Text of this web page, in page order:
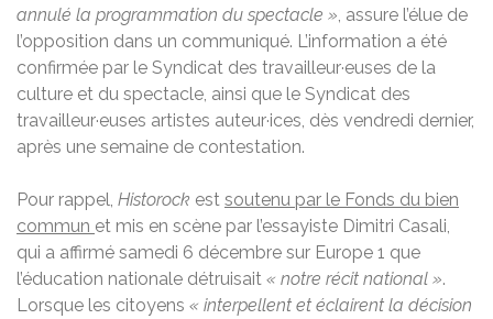
annulé la programmation du spectacle », assure l’élue de
l’opposition dans un communiqué. L’information a été
confirmée par le Syndicat des travailleur·euses de la
culture et du spectacle, ainsi que le Syndicat des
travailleur·euses artistes auteur·ices, dès vendredi dernier,
après une semaine de contestation.
Pour rappel, Historock est soutenu par le Fonds du bien
commun et mis en scène par l’essayiste Dimitri Casali,
qui a affirmé samedi 6 décembre sur Europe 1 que
l’éducation nationale détruisait « notre récit national ».
Lorsque les citoyens « interpellent et éclairent la décision